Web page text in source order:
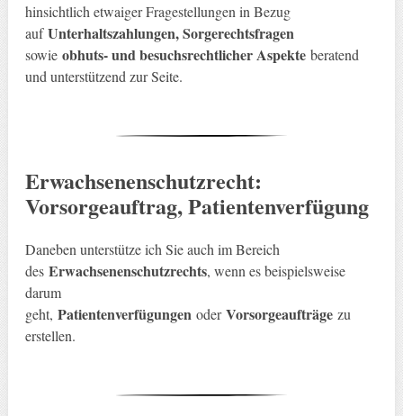
hinsichtlich etwaiger Fragestellungen in Bezug
aufUnterhaltszahlungen, Sorgerechtsfragen
sowie obhuts- und besuchsrechtlicher Aspekteberatend
und unterstützend zur Seite.
Erwachsenenschutzrecht:
Vorsorgeauftrag, Patientenverfügung
Daneben unterstütze ich Sie auch im Bereich
des Erwachsenenschutzrechts, wenn es beispielsweise
darum
geht, Patientenverfügungen oderVorsorgeaufträgezu
erstellen.